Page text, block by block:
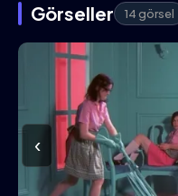
Görseller 14 görsel
‹